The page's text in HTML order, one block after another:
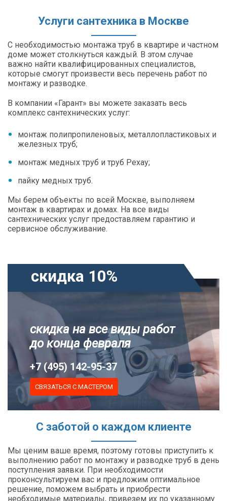
Услуги сантехника в Москве
С необходимостью монтажа труб в квартире и частном
доме может столкнуться каждый. В этом случае
важно найти квалифицированных специалистов,
которые смогут произвести весь перечень работ по
монтажу и разводке.
В компании «Гарант» вы можете заказать весь
комплекс сантехнических услуг:
монтаж полипропиленовых, металлопластиковых и
железных труб;
монтаж медных труб и труб Рехау;
пайку медных труб.
Мы берем объекты по всей Москве, выполняем
монтаж в квартирах и домах. На все виды
сантехнических услуг предоставляем гарантию и
сервисное обслуживание.
скидка 10%
скидка на все виды работ
до конца февраля
+7 (495) 142-95-37
СВЯЗАТЬСЯ С МАСТЕРОМ
С заботой о каждом клиенте
Мы ценим ваше время, поэтому готовы приступить к
выполнению работ по монтажу и разводке труб в день
поступления заявки. При необходимости
проконсультируем вас и предложим оптимальное
решение, поможем выбрать и приобрести
необходимые материалы, привезем их по указанному